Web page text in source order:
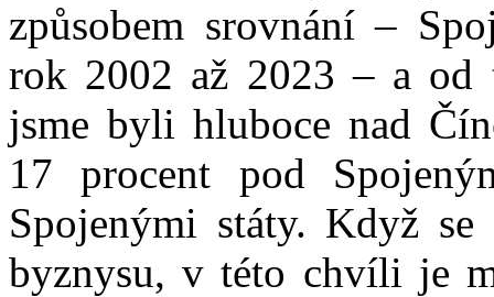
způsobem srovnání –
rok 2002 až 2023 – a od
jsme byli hluboce nad
17 procent pod
Spojenými státy. Když
byznysu, v této chvíli je